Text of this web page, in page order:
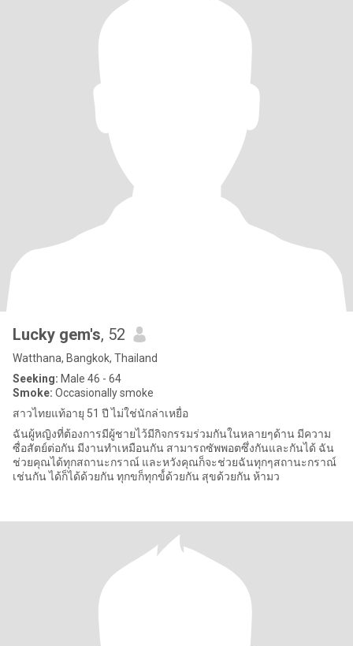
Lucky gem's, 52
Watthana, Bangkok, Thailand
Seeking: Male 46 - 64
Smoke: Occasionally smoke
สาวไทยแท้อายุ 51 ปี ไม่ใช่นักล่าเหยื่อ
ฉันผู้หญิงที่ต้องการมีผู้ชายไว้มีกิจกรรมร่วมกันในหลายๆด้าน มีความ
ซื่อสัตย์ต่อกัน มีงานทำเหมือนกัน สามารถซัพพอตซึ่งกันและกันได้ ฉัน
ช่วยคุณได้ทุกสถานะกราณ์ และหวังคุณก็จะช่วยฉันทุกๆสถานะกราณ์
เช่นกัน ได้ก็ได้ด้วยกัน ทุกขก็ทุกข์์ด้วยกัน สุขด้วยกัน ห้ามว